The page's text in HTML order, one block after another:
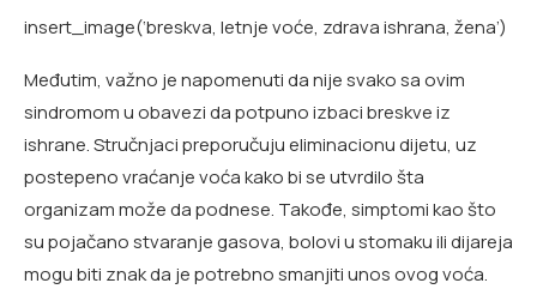
insert_image(‘breskva, letnje voće, zdrava ishrana, žena’)
Međutim, važno je napomenuti da nije svako sa ovim
sindromom u obavezi da potpuno izbaci breskve iz
ishrane. Stručnjaci preporučuju eliminacionu dijetu, uz
postepeno vraćanje voća kako bi se utvrdilo šta
organizam može da podnese. Takođe, simptomi kao što
su pojačano stvaranje gasova, bolovi u stomaku ili dijareja
mogu biti znak da je potrebno smanjiti unos ovog voća.